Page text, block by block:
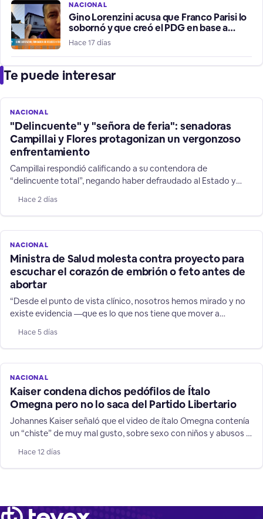
NACIONAL
Gino Lorenzini acusa que Franco Parisi lo
sobornó y que creó el PDG en base a
estafas
Hace 17 días
Te puede interesar
NACIONAL
"Delincuente" y "señora de feria": senadoras
Campillai y Flores protagonizan un vergonzoso
enfrentamiento
Campillai respondió calificando a su contendora de
“delincuente total”, negando haber defraudado al Estado y
más de tono cuando Flores le gritó: “Eres una cuma total, una
cuma total”. Una situación que no estuvo a la altura del cargo
que ambas ejercen.
Hace 2 días
NACIONAL
Ministra de Salud molesta contra proyecto para
escuchar el corazón de embrión o feto antes de
abortar
“Desde el punto de vista clínico, nosotros hemos mirado y no
existe evidencia —que es lo que nos tiene que mover a
autoridad.
Hace 5 días
NACIONAL
Kaiser condena dichos pedófilos de Ítalo
Omegna pero no lo saca del Partido Libertario
Johannes Kaiser señaló que el video de ítalo Omegna contenía
un “chiste” de muy mal gusto, sobre sexo con niños y abusos a
Tribunal Supremo.
Hace 12 días